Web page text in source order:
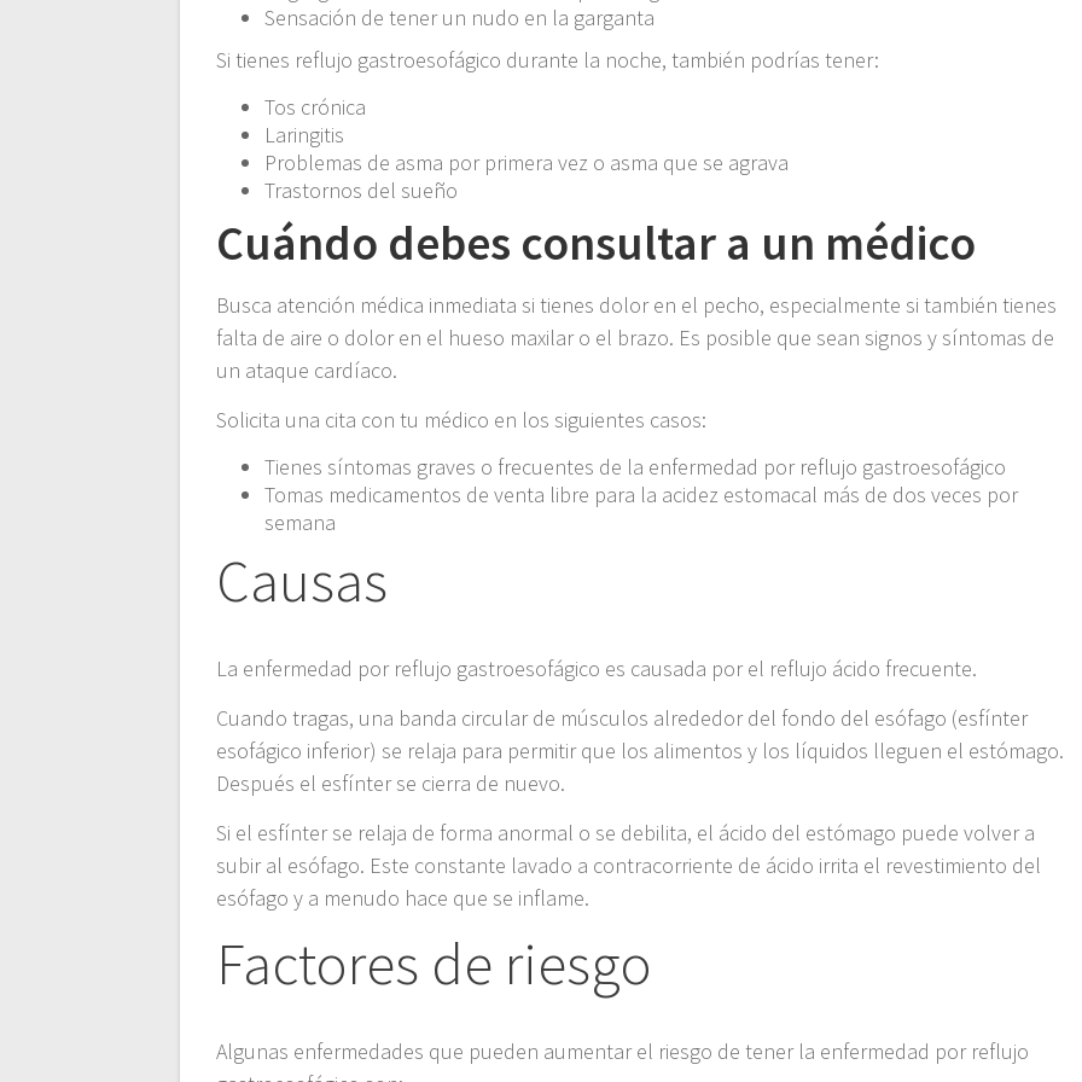
Sensación de tener un nudo en la garganta
Si tienes reflujo gastroesofágico durante la noche, también podrías tener:
Tos crónica
Laringitis
Problemas de asma por primera vez o asma que se agrava
Trastornos del sueño
Cuándo debes consultar a un médico
Busca atención médica inmediata si tienes dolor en el pecho, especialmente si también tienes
falta de aire o dolor en el hueso maxilar o el brazo. Es posible que sean signos y síntomas de
un ataque cardíaco.
Solicita una cita con tu médico en los siguientes casos:
Tienes síntomas graves o frecuentes de la enfermedad por reflujo gastroesofágico
Tomas medicamentos de venta libre para la acidez estomacal más de dos veces por
semana
Causas
La enfermedad por reflujo gastroesofágico es causada por el reflujo ácido frecuente.
Cuando tragas, una banda circular de músculos alrededor del fondo del esófago (esfínter
esofágico inferior) se relaja para permitir que los alimentos y los líquidos lleguen el estómago.
Después el esfínter se cierra de nuevo.
Si el esfínter se relaja de forma anormal o se debilita, el ácido del estómago puede volver a
subir al esófago. Este constante lavado a contracorriente de ácido irrita el revestimiento del
esófago y a menudo hace que se inflame.
Factores de riesgo
Algunas enfermedades que pueden aumentar el riesgo de tener la enfermedad por reflujo